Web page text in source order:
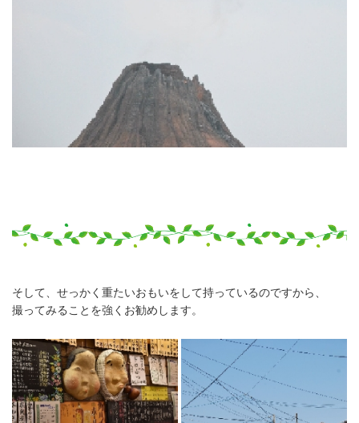
そして、せっかく重たいおもいをして持っているのですから、
撮ってみることを強くお勧めします。